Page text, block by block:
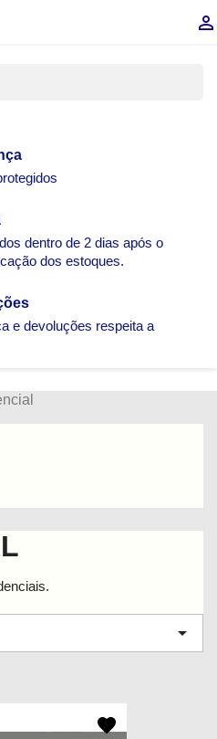

dentro de 2 dias após o
dos estoques.
e devoluções respeita a
